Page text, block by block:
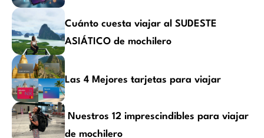
Cuánto cuesta viajar al SUDESTE
ASIÁTICO de mochilero
Las 4 Mejores tarjetas para viajar
Nuestros 12 imprescindibles para viajar
de mochilero